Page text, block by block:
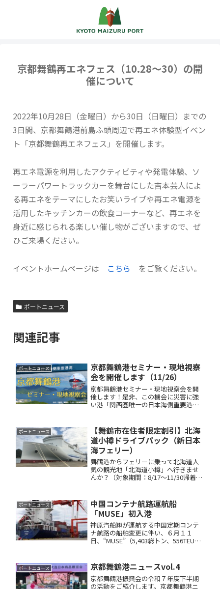
京都舞鶴再エネフェス（10.28～30）の開
催について
2022年10月28日（金曜日）から30日（日曜日）までの
3日間、京都舞鶴港前島ふ頭周辺で再エネ体験型イベン
ト「京都舞鶴再エネフェス」を開催します。
再エネ電源を利用したアクティビティや発電体験、ソ
ーラーパワートラックカーを舞台にした吉本芸人によ
る再エネをテーマにしたお笑いライブや再エネ電源を
活用したキッチンカーの飲食コーナーなど、再エネを
身近に感じられる楽しい催し物がございますので、ぜ
ひご来場ください。
イベントホームページは こちら をご覧ください。
ポートニュース
関連記事
ポートニュース
京都舞鶴港セミナー・現地視察
会を開催します（11/26）
京都舞鶴港セミナー・現地視察会を開
催します！是非、この機会に災害に強
い港「関西圏唯一の日本海側重要港
す！！ちらしはこちらお申込みはこち
ら開催日：２０２５年１１月２６日
（水）１３...
ポートニュース
【舞鶴市在住者限定割引】北海
道小樽ドライブパック（新日本
海フェリー）
舞鶴港からフェリーに乗って北海道人
気の観光地「北海道小樽」へ行きませ
んか？（対象期間：8/17～11/30帰着ま
引 の大変お得な乗船プランとなってい
ます。その他...
ポートニュース
中国コンテナ航路運航船
「MUSE」初入港
神原汽船㈱が運航する中国定期コンテ
ナ航路の船舶変更に伴い、６月１１
日、“MUSE”（5,403総トン、556TEU積
を伝えるために、“MUSE”を訪船し、船
長に記念品を贈呈す...
ポートニュース 京都舞鶴港ニュースvol.4
京都舞鶴港振興会の令和７年度下半期
の活動をご紹介します。京都舞鶴港ニ